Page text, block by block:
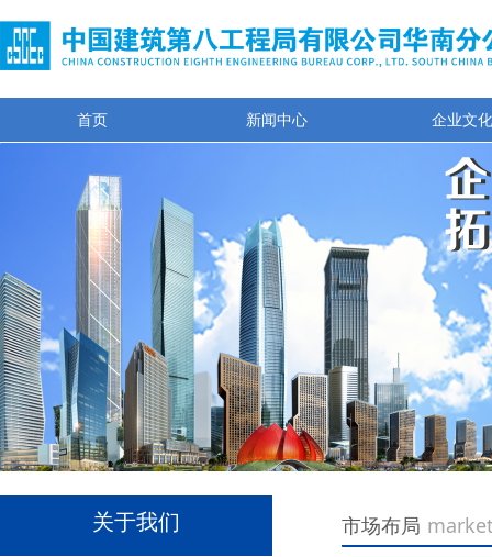
首页 新闻中心 企业文化
关于我们 市场布局